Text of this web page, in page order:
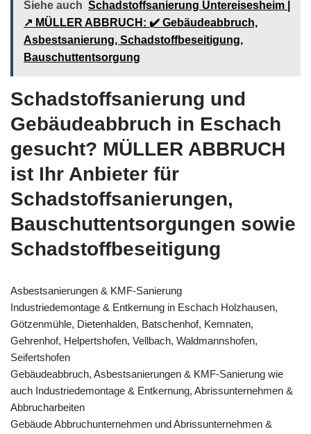
Siehe auch Schadstoffsanierung Untereisesheim |
↗️ MÜLLER ABBRUCH: ✔️ Gebäudeabbruch,
Asbestsanierung, Schadstoffbeseitigung,
Bauschuttentsorgung
Schadstoffsanierung und
Gebäudeabbruch in Eschach
gesucht? MÜLLER ABBRUCH
ist Ihr Anbieter für
Schadstoffsanierungen,
Bauschuttentsorgungen sowie
Schadstoffbeseitigung
Asbestsanierungen & KMF-Sanierung
Industriedemontage & Entkernung in Eschach Holzhausen,
Götzenmühle, Dietenhalden, Batschenhof, Kemnaten,
Gehrenhof, Helpertshofen, Vellbach, Waldmannshofen,
Seifertshofen
Gebäudeabbruch, Asbestsanierungen & KMF-Sanierung wie
auch Industriedemontage & Entkernung, Abrissunternehmen &
Abbrucharbeiten
Gebäude Abbruchunternehmen und Abrissunternehmen &